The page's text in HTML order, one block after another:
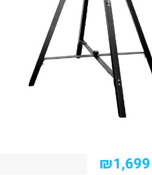
₪1,699